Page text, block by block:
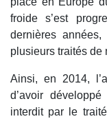
froide s’est
dernières
plusieurs traités de
Ainsi, en 2014,
d’avoir
interdit par le